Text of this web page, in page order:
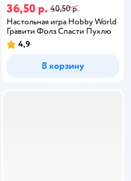
36,50 р. 40,50 р.
Настольная игра Hobby World
Гравити Фолз Спасти Пухлю
4,9
В корзину